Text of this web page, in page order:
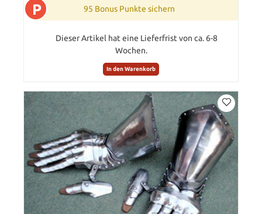
P 95 Bonus Punkte sichern
Dieser Artikel hat eine Lieferfrist von ca. 6-8
Wochen.
In den Warenkorb